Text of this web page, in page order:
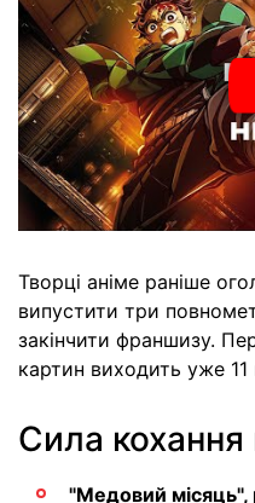
Творці аніме раніше
випустити три
закінчити франшизу.
картин виходить уже 11
Сила кохання
"Медовий місяць",